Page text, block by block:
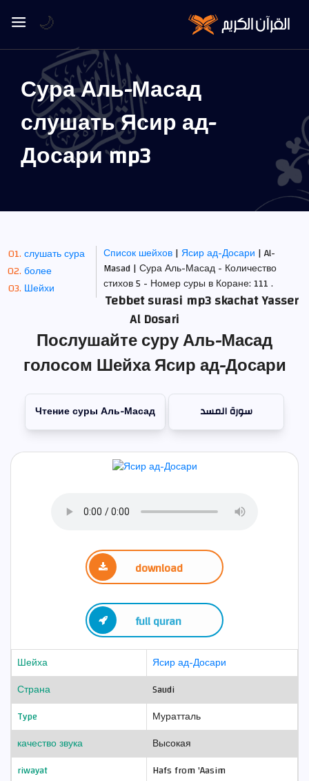
Сура Аль-Масад
слушать Ясир ад-
Досари mp3
слушать сура
более
Шейхи
Список шейхов|Ясир ад-Досари | Al-
Masad | Сура Аль-Масад - Количество
стихов 5 - Номер суры в Коране: 111 .
Tebbet surasi mp3 skachat Yasser
Al Dosari
Послушайте суру Аль-Масад
голосом Шейха Ясир ад-Досари
Чтение суры Аль-Масад سورة المسد
download
full quran
Шейха
Ясир ад-Досари
Страна
Saudi
Type
Муратталь
качество звука
Высокая
riwayat
Hafs from 'Aasim
🌙